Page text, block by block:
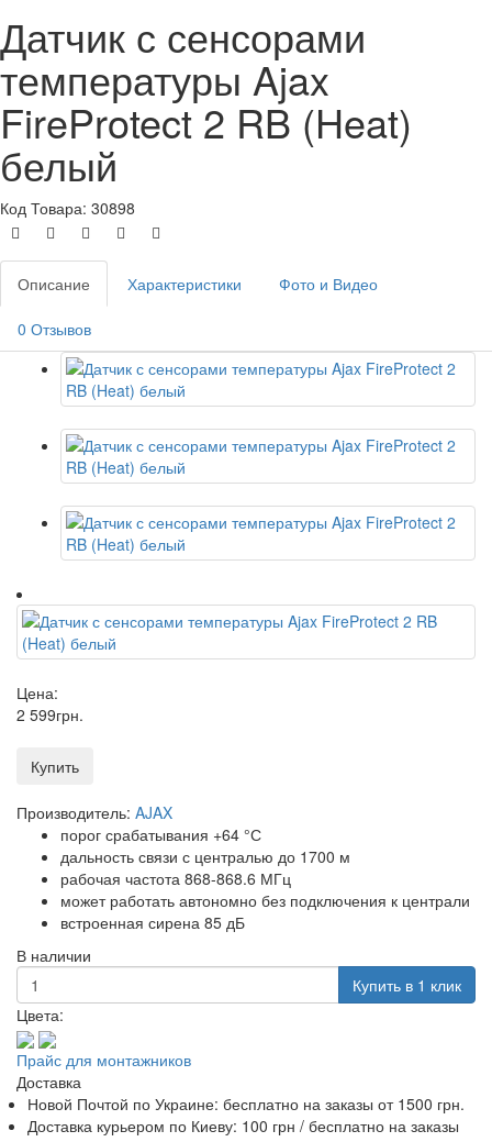
Датчик с сенсорами
температуры Ajax
FireProtect 2 RB (Heat)
белый
Код Товара: 30898
Описание Характеристики Фото и Видео
0 Отзывов
Цена:
2 599грн.
Купить
Производитель: AJAX
порог срабатывания +64 °С
дальность связи с централью до 1700 м
рабочая частота 868-868.6 МГц
может работать автономно без подключения к централи
встроенная сирена 85 дБ
В наличии
Купить в 1 клик
Цвета:
Прайс для монтажников
Доставка
Новой Почтой по Украине: бесплатно на заказы от 1500 грн.
Доставка курьером по Киеву: 100 грн / бесплатно на заказы